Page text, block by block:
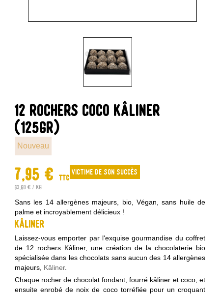
12 ROCHERS COCO KÂLINER
(125GR)
Nouveau
7,95 € TTC
63,60 € / kg
Victime de son succès
Sans les 14 allergènes majeurs, bio, Végan, sans huile de
palme et incroyablement délicieux !
Kâliner
Laissez-vous emporter par l'exquise gourmandise du coffret
de 12 rochers Kâliner, une création de la chocolaterie bio
spécialisée dans les chocolats sans aucun des 14 allergènes
majeurs, Kâliner.
Chaque rocher de chocolat fondant, fourré kâliner et coco, et
ensuite enrobé de noix de coco torréfiée pour un croquant